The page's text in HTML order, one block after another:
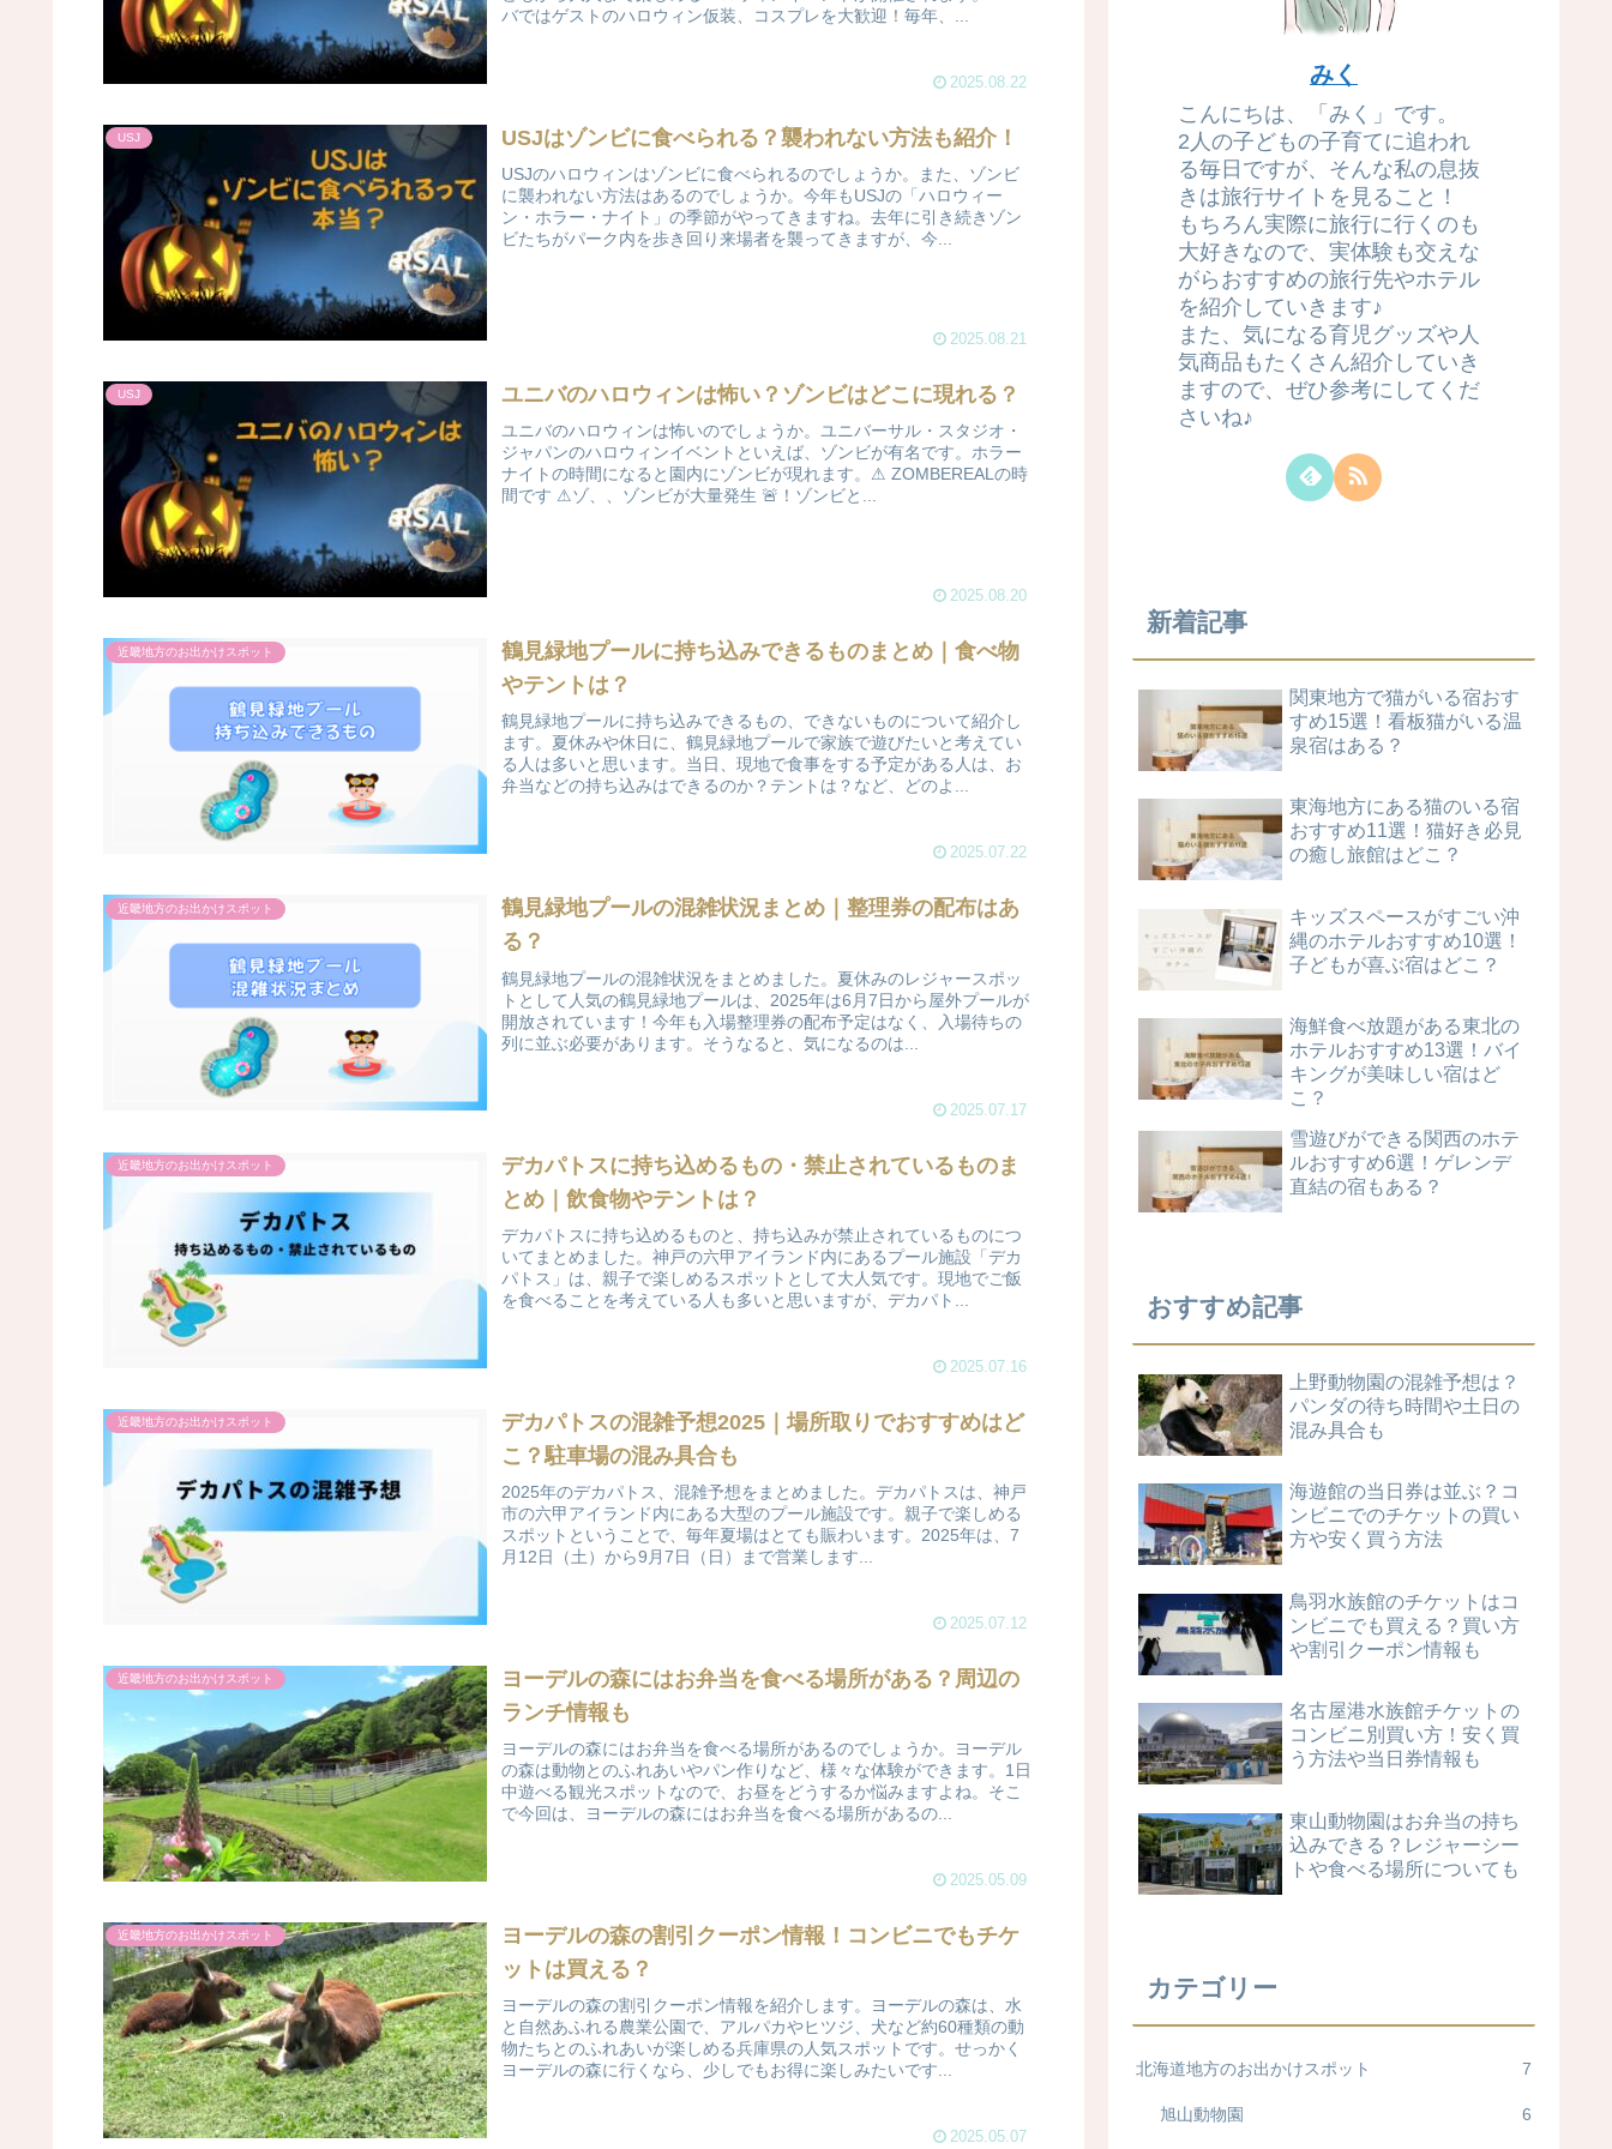
バではゲストのハロウィン仮装、コスプレを大歓迎！毎年、...
2025.08.22
USJ USJはゾンビに食べられる？襲われない方法も紹介！
USJのハロウィンはゾンビに食べられるのでしょうか。また、ゾンビ
に襲われない方法はあるのでしょうか。今年もUSJの「ハロウィー
ン・ホラー・ナイト」の季節がやってきますね。去年に引き続きゾン
ビたちがパーク内を歩き回り来場者を襲ってきますが、今...
2025.08.21
USJ ユニバのハロウィンは怖い？ゾンビはどこに現れる？
ユニバのハロウィンは怖いのでしょうか。ユニバーサル・スタジオ・
ジャパンのハロウィンイベントといえば、ゾンビが有名です。ホラー
ナイトの時間になると園内にゾンビが現れます。⚠ ZOMBEREALの時
間です ⚠ゾ、、ゾンビが大量発生 🚨！ゾンビと...
2025.08.20
近畿地方のお出かけスポット
鶴見緑地プールに持ち込みできるものまとめ｜食べ物
やテントは？
鶴見緑地プールに持ち込みできるもの、できないものについて紹介し
ます。夏休みや休日に、鶴見緑地プールで家族で遊びたいと考えてい
る人は多いと思います。当日、現地で食事をする予定がある人は、お
弁当などの持ち込みはできるのか？テントは？など、どのよ...
2025.07.22
近畿地方のお出かけスポット
鶴見緑地プールの混雑状況まとめ｜整理券の配布はあ
る？
鶴見緑地プールの混雑状況をまとめました。夏休みのレジャースポッ
トとして人気の鶴見緑地プールは、2025年は6月7日から屋外プールが
開放されています！今年も入場整理券の配布予定はなく、入場待ちの
列に並ぶ必要があります。そうなると、気になるのは...
2025.07.17
近畿地方のお出かけスポット
デカパトスに持ち込めるもの・禁止されているものま
とめ｜飲食物やテントは？
デカパトスに持ち込めるものと、持ち込みが禁止されているものにつ
いてまとめました。神戸の六甲アイランド内にあるプール施設「デカ
パトス」は、親子で楽しめるスポットとして大人気です。現地でご飯
を食べることを考えている人も多いと思いますが、デカパト...
2025.07.16
近畿地方のお出かけスポット
デカパトスの混雑予想2025｜場所取りでおすすめはど
こ？駐車場の混み具合も
2025年のデカパトス、混雑予想をまとめました。デカパトスは、神戸
市の六甲アイランド内にある大型のプール施設です。親子で楽しめる
スポットということで、毎年夏場はとても賑わいます。2025年は、7
月12日（土）から9月7日（日）まで営業します...
2025.07.12
近畿地方のお出かけスポット
ヨーデルの森にはお弁当を食べる場所がある？周辺の
ランチ情報も
ヨーデルの森にはお弁当を食べる場所があるのでしょうか。ヨーデル
の森は動物とのふれあいやパン作りなど、様々な体験ができます。1日
中遊べる観光スポットなので、お昼をどうするか悩みますよね。そこ
で今回は、ヨーデルの森にはお弁当を食べる場所があるの...
2025.05.09
近畿地方のお出かけスポット
ヨーデルの森の割引クーポン情報！コンビニでもチケ
ットは買える？
ヨーデルの森の割引クーポン情報を紹介します。ヨーデルの森は、水
と自然あふれる農業公園で、アルパカやヒツジ、犬など約60種類の動
物たちとのふれあいが楽しめる兵庫県の人気スポットです。せっかく
ヨーデルの森に行くなら、少しでもお得に楽しみたいです...
2025.05.07
みく
こんにちは、「みく」です。
2人の子どもの子育てに追われ
る毎日ですが、そんな私の息抜
きは旅行サイトを見ること！
もちろん実際に旅行に行くのも
大好きなので、実体験も交えな
がらおすすめの旅行先やホテル
を紹介していきます♪
また、気になる育児グッズや人
気商品もたくさん紹介していき
ますので、ぜひ参考にしてくだ
さいね♪
新着記事
関東地方で猫がいる宿おす
すめ15選！看板猫がいる温
泉宿はある？
東海地方にある猫のいる宿
おすすめ11選！猫好き必見
の癒し旅館はどこ？
キッズスペースがすごい沖
縄のホテルおすすめ10選！
子どもが喜ぶ宿はどこ？
海鮮食べ放題がある東北の
ホテルおすすめ13選！バイ
キングが美味しい宿はど
こ？
雪遊びができる関西のホテ
ルおすすめ6選！ゲレンデ
直結の宿もある？
おすすめ記事
上野動物園の混雑予想は？
パンダの待ち時間や土日の
混み具合も
海遊館の当日券は並ぶ？コ
ンビニでのチケットの買い
方や安く買う方法
鳥羽水族館のチケットはコ
ンビニでも買える？買い方
や割引クーポン情報も
名古屋港水族館チケットの
コンビニ別買い方！安く買
う方法や当日券情報も
東山動物園はお弁当の持ち
込みできる？レジャーシー
トや食べる場所についても
カテゴリー
北海道地方のお出かけスポット 7
旭山動物園 6